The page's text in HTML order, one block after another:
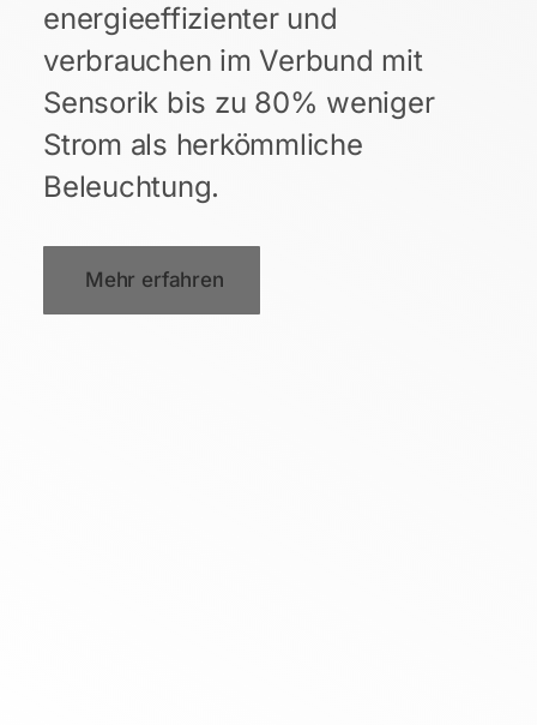
energieeffizienter und
verbrauchen im Verbund mit
Sensorik bis zu 80% weniger
Strom als herkömmliche
Beleuchtung.
Mehr erfahren